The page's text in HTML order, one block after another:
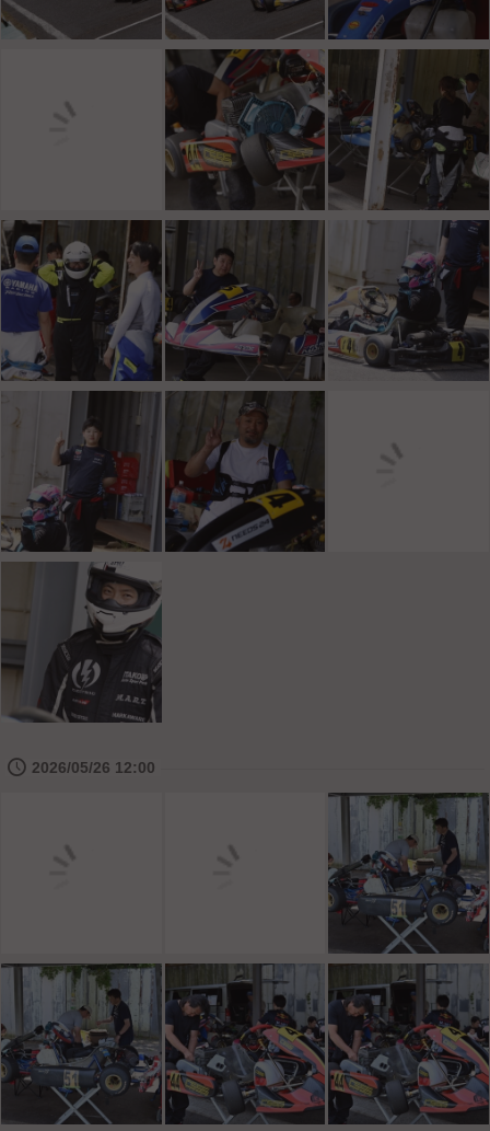
🕔 2026/05/26 12:00